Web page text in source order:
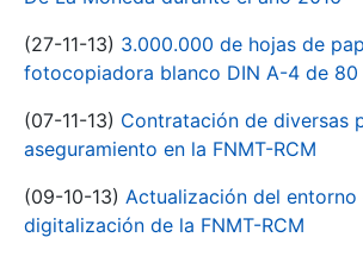
(27-11-13) 3.000.000 de hojas de
fotocopiadora blanco DIN A-4 de 80
(07-11-13) Contratación de diversas
aseguramiento en la FNMT-RCM
(09-10-13) Actualización del entorno
digitalización de la FNMT-RCM